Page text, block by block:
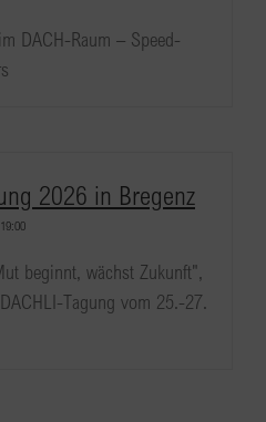
DACH-Raum – Speed-
2026 in Bregenz
beginnt, wächst Zukunft",
Tagung vom 25.-27.